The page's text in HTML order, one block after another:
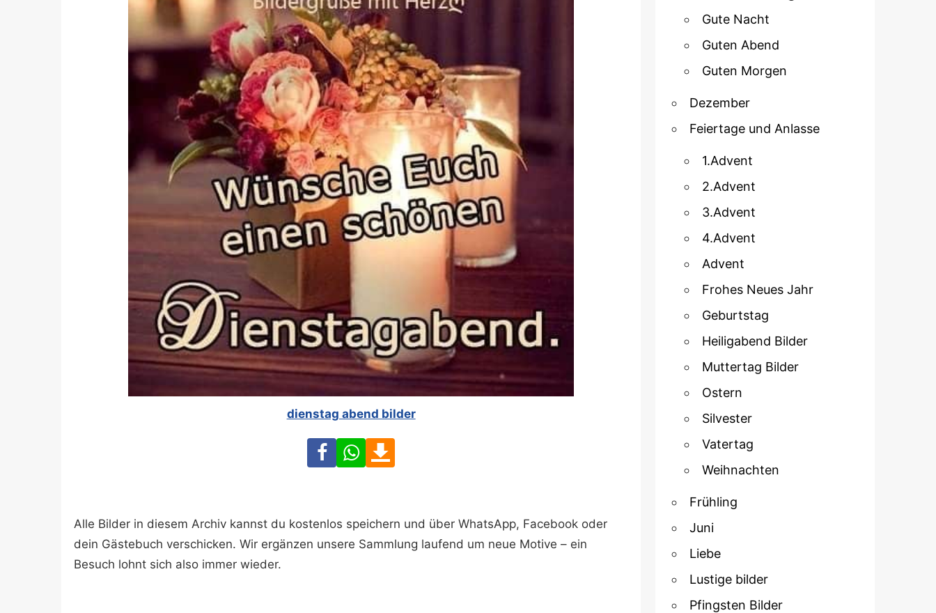
dienstag abend bilder
FacebookWhatsApp
Alle Bilder in diesem Archiv kannst du kostenlos speichern und über WhatsApp, Facebook oder
dein Gästebuch verschicken. Wir ergänzen unsere Sammlung laufend um neue Motive – ein
Besuch lohnt sich also immer wieder.
Gute Nacht
Guten Abend
Guten Morgen
Dezember
Feiertage und Anlasse
1.Advent
2.Advent
3.Advent
4.Advent
Advent
Frohes Neues Jahr
Geburtstag
Heiligabend Bilder
Muttertag Bilder
Ostern
Silvester
Vatertag
Weihnachten
Frühling
Juni
Liebe
Lustige bilder
Pfingsten Bilder